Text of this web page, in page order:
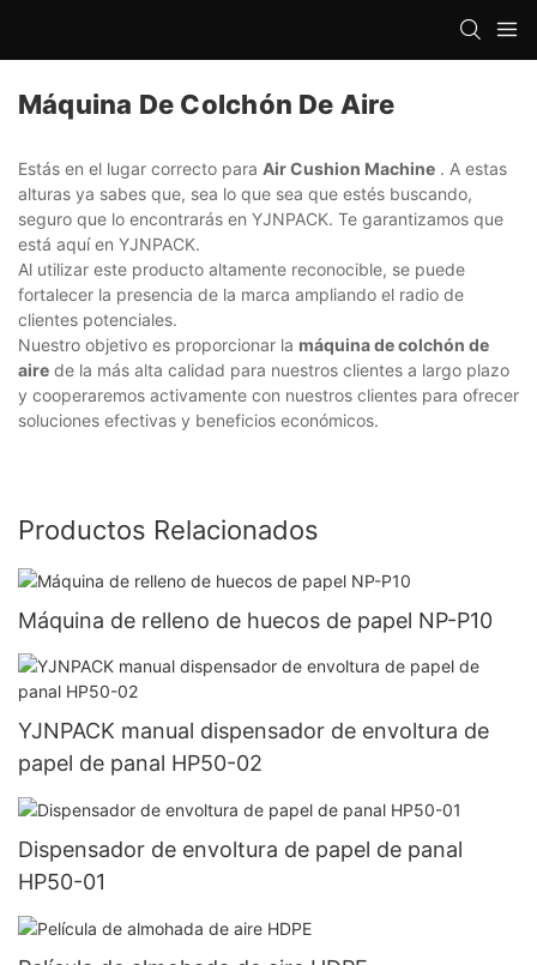
Máquina De Colchón De Aire
Estás en el lugar correcto para Air Cushion Machine . A estas
alturas ya sabes que, sea lo que sea que estés buscando,
seguro que lo encontrarás en YJNPACK. Te garantizamos que
está aquí en YJNPACK.
Al utilizar este producto altamente reconocible, se puede
fortalecer la presencia de la marca ampliando el radio de
clientes potenciales.
Nuestro objetivo es proporcionar la máquina de colchón de
aire de la más alta calidad para nuestros clientes a largo plazo
y cooperaremos activamente con nuestros clientes para ofrecer
soluciones efectivas y beneficios económicos.
Productos Relacionados
Máquina de relleno de huecos de papel NP-P10
YJNPACK manual dispensador de envoltura de
papel de panal HP50-02
Dispensador de envoltura de papel de panal
HP50-01